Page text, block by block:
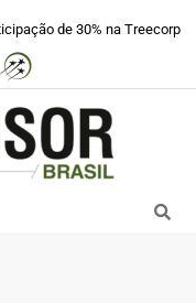
de 30% na Treecorp